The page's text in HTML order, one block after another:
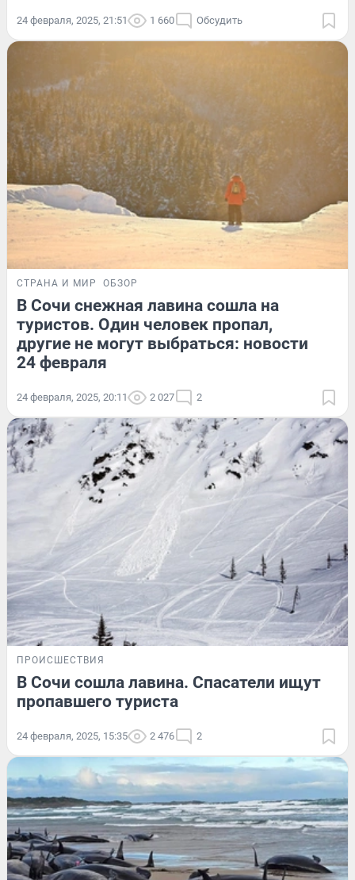
24 февраля, 2025, 21:51 1 660 Обсудить
СТРАНА И МИР ОБЗОР
В Сочи снежная лавина сошла на
туристов. Один человек пропал,
другие не могут выбраться: новости
24 февраля
24 февраля, 2025, 20:11 2 027 2
ПРОИСШЕСТВИЯ
В Сочи сошла лавина. Спасатели ищут
пропавшего туриста
24 февраля, 2025, 15:35 2 476 2